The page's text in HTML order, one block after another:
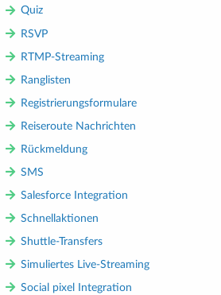
Quiz
RSVP
RTMP-Streaming
Ranglisten
Registrierungsformulare
Reiseroute Nachrichten
Rückmeldung
SMS
Salesforce Integration
Schnellaktionen
Shuttle-Transfers
Simuliertes Live-Streaming
Social pixel Integration